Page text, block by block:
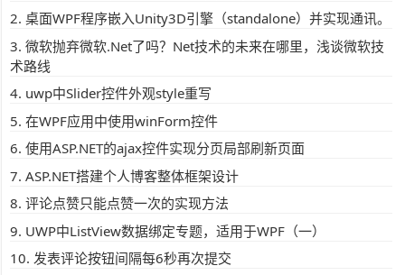
桌面WPF程序嵌入Unity3D引擎（standalone）并实现通讯。
微软抛弃微软.Net了吗？Net技术的未来在哪里，浅谈微软技
术路线
uwp中Slider控件外观style重写
在WPF应用中使用winForm控件
使用ASP.NET的ajax控件实现分页局部刷新页面
ASP.NET搭建个人博客整体框架设计
评论点赞只能点赞一次的实现方法
UWP中ListView数据绑定专题，适用于WPF（一）
发表评论按钮间隔每6秒再次提交